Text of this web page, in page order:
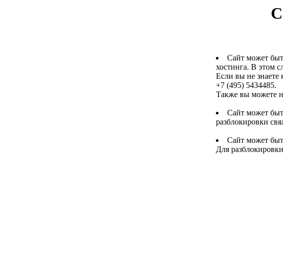
Сайт может
хостинга. В этом
Если вы не знаете
+7 (495) 5434485.
Также вы можете
Сайт может
разблокировки
Сайт может
Для